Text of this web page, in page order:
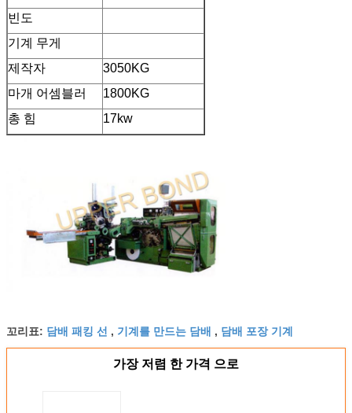
빈도
기계 무게
제작자
3050KG
마개 어셈블러
1800KG
총 힘
17kw
꼬리표: 담배 패킹 선 , 기계를 만드는 담배 , 담배 포장 기계
가장 저렴 한 가격 으로